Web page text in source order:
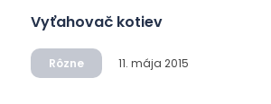
Vyťahovač kotiev
Rôzne 11. mája 2015